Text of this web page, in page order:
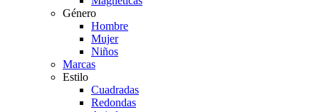
Género
Hombre
Mujer
Niños
Marcas
Estilo
Cuadradas
Redondas